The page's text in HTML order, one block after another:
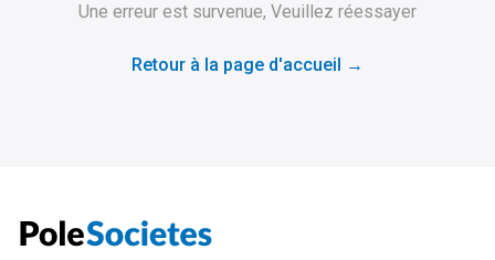
Une erreur est survenue, Veuillez réessayer
Retour à la page d'accueil →